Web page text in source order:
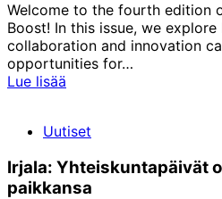
Welcome to the fourth edition
Boost! In this issue, we explore
collaboration and innovation
opportunities for…
Lue lisää
on
ilmestynyt!
Uutiset
Irjala: Yhteiskuntapäivät
paikkansa